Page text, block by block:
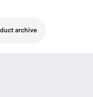
archive